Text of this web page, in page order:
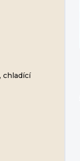
chladící